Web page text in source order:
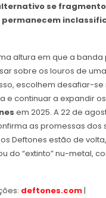
se
permanecem
altura em que a banda
sobre os louros de
escolhem desafiar-
e continuar a expandir
em 2025. A 22 de
as promessas dos
Deftones estão de
do “extinto” nu-metal,
deftones.com|